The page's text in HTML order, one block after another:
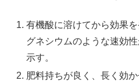
有機酸に溶けてから効果
グネシウムのような速効
示す。
肥料持ちが良く、長く効か